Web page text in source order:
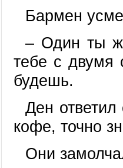
Бармен
– Один ты
тебе с двумя
будешь.
Ден
кофе, точно
Они